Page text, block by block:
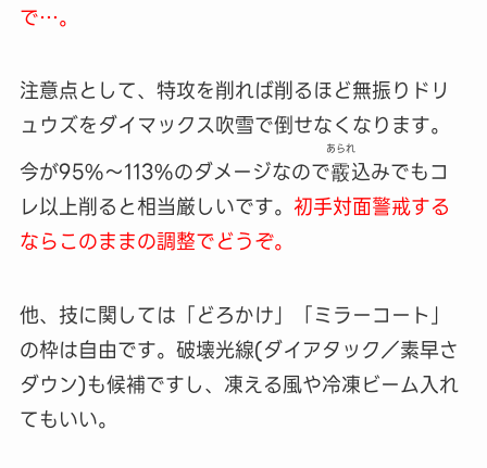
で…。
注意点として、特攻を削れば削るほど無振りドリ
ュウズをダイマックス吹雪で倒せなくなります。
今が95%～113%のダメージなので霰
あられ
込みでもコ
レ以上削ると相当厳しいです。 初手対面警戒する
ならこのままの調整でどうぞ。
他、技に関しては「どろかけ」「ミラーコート」
の枠は自由です。破壊光線(ダイアタック／素早さ
ダウン)も候補ですし、凍える風や冷凍ビーム入れ
てもいい。